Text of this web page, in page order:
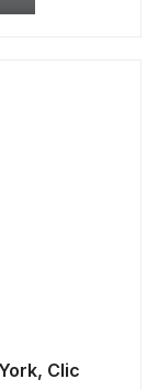
Clic